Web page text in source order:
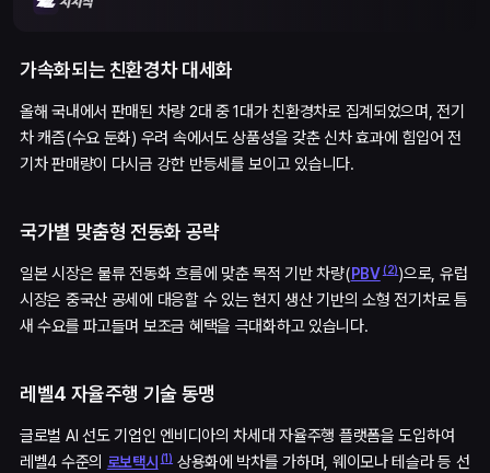
가속화되는 친환경차 대세화
올해 국내에서 판매된 차량 2대 중 1대가 친환경차로 집계되었으며, 전기
차 캐즘(수요 둔화) 우려 속에서도 상품성을 갖춘 신차 효과에 힘입어 전
기차 판매량이 다시금 강한 반등세를 보이고 있습니다.
국가별 맞춤형 전동화 공략
일본 시장은 물류 전동화 흐름에 맞춘 목적 기반 차량(PBV(2))으로, 유럽
시장은 중국산 공세에 대응할 수 있는 현지 생산 기반의 소형 전기차로 틈
새 수요를 파고들며 보조금 혜택을 극대화하고 있습니다.
레벨4 자율주행 기술 동맹
글로벌 AI 선도 기업인 엔비디아의 차세대 자율주행 플랫폼을 도입하여
레벨4 수준의 로보택시 (1) 상용화에 박차를 가하며, 웨이모나 테슬라 등 선